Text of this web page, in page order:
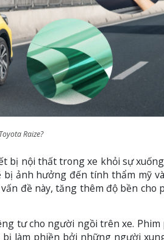
Raize?
bị nội thất trong xe khỏi sự
bị ảnh hưởng đến tính thẩm mỹ
đề này, tăng thêm độ bền cho
tư cho người ngồi trên xe. Phim
làm phiền bởi những người